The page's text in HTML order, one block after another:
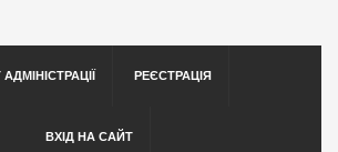
РЕЄСТРАЦІЯ
ВХІД НА САЙТ